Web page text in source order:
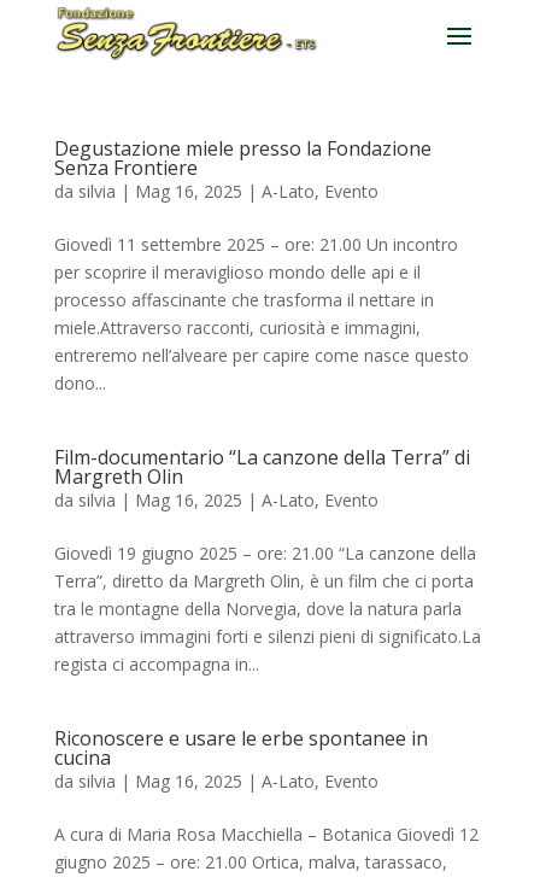
Degustazione miele presso la Fondazione
Senza Frontiere
da silvia | Mag 16, 2025 | A-Lato, Evento
Giovedì 11 settembre 2025 – ore: 21.00 Un incontro
per scoprire il meraviglioso mondo delle api e il
processo affascinante che trasforma il nettare in
miele.Attraverso racconti, curiosità e immagini,
entreremo nell’alveare per capire come nasce questo
dono...
Film-documentario “La canzone della Terra” di
Margreth Olin
da silvia | Mag 16, 2025 | A-Lato, Evento
Giovedì 19 giugno 2025 – ore: 21.00 “La canzone della
Terra”, diretto da Margreth Olin, è un film che ci porta
tra le montagne della Norvegia, dove la natura parla
attraverso immagini forti e silenzi pieni di significato.La
regista ci accompagna in...
Riconoscere e usare le erbe spontanee in
cucina
da silvia | Mag 16, 2025 | A-Lato, Evento
A cura di Maria Rosa Macchiella – Botanica Giovedì 12
giugno 2025 – ore: 21.00 Ortica, malva, tarassaco,